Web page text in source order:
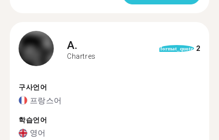
A.
Chartres
format_quote 2
구사언어
프랑스어
학습언어
영어